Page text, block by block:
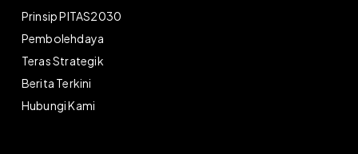
Prinsip PITAS2030
Pembolehdaya
Teras Strategik
Berita Terkini
Hubungi Kami